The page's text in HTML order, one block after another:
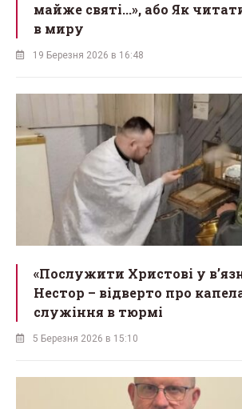
майже святі...», або Як
в миру
19 Березня 2026 в 16:48
«Послужити Христові у
Нестор – відверто про
служіння в тюрмі
5 Березня 2026 в 15:10